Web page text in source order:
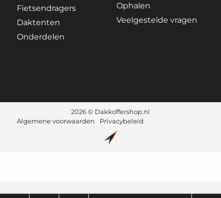
Fietsendragers
Daktenten
Onderdelen
Ophalen
Veelgestelde vragen
2026 © Dakkoffershop.nl
Algemene voorwaarden
Privacybeleid